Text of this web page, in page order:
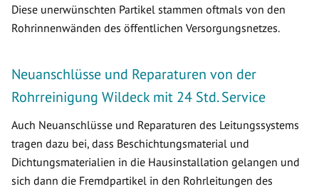
Diese unerwünschten Partikel stammen oftmals von den
Rohrinnenwänden des öffentlichen Versorgungsnetzes.
Neuanschlüsse und Reparaturen von der
Rohrreinigung Wildeck mit 24 Std. Service
Auch Neuanschlüsse und Reparaturen des Leitungssystems
tragen dazu bei, dass Beschichtungsmaterial und
Dichtungsmaterialien in die Hausinstallation gelangen und
sich dann die Fremdpartikel in den Rohrleitungen des